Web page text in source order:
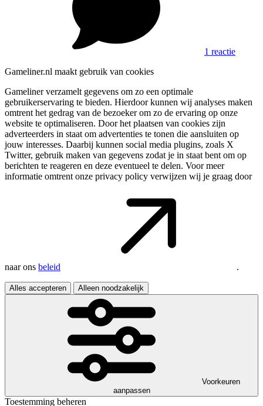
1 reactie
Gameliner.nl maakt gebruik van cookies
Gameliner verzamelt gegevens om zo een optimale
gebruikerservaring te bieden. Hierdoor kunnen wij analyses maken
omtrent het gedrag van de bezoeker om zo de ervaring op onze
website te optimaliseren. Door het plaatsen van cookies zijn
adverteerders in staat om advertenties te tonen die aansluiten op
jouw interesses. Daarbij kunnen social media plugins, zoals X
Twitter, gebruik maken van gegevens zodat je in staat bent om op
berichten te reageren en deze eventueel te delen. Voor meer
informatie omtrent onze privacy policy verwijzen wij je graag door
naar ons beleid .
Alles accepteren Alleen noodzakelijk
Voorkeuren
aanpassen
Toestemming beheren